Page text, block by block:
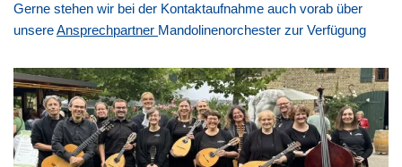
Gerne stehen wir bei der Kontaktaufnahme auch vorab über
unsereAnsprechpartner Mandolinenorchester zur Verfügung